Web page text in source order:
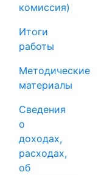
комиссия)
Итоги
работы
Методические
материалы
Сведения
о
доходах,
расходах,
об